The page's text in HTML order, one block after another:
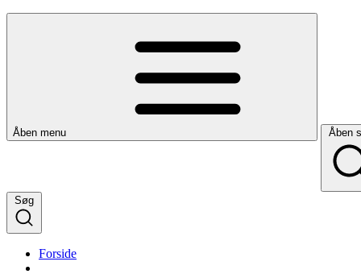
Åben menu Åben
Søg
Forside